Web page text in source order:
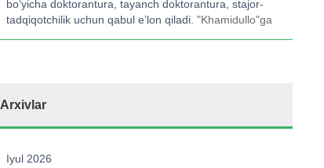
bo‘yicha doktorantura, tayanch doktorantura, stajor-
tadqiqotchilik uchun qabul e’lon qiladi. "Khamidullo"ga
Arxivlar
Iyul 2026